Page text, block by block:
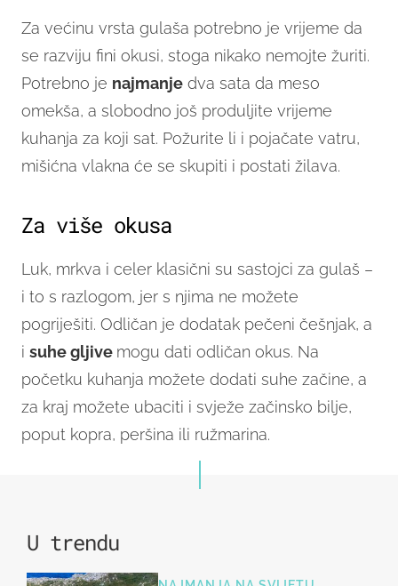
Za većinu vrsta gulaša potrebno je vrijeme da
se razviju fini okusi, stoga nikako nemojte žuriti.
Potrebno je najmanje dva sata da meso
omekša, a slobodno još produljite vrijeme
kuhanja za koji sat. Požurite li i pojačate vatru,
mišićna vlakna će se skupiti i postati žilava.
Za više okusa
Luk, mrkva i celer klasični su sastojci za gulaš –
i to s razlogom, jer s njima ne možete
pogriješiti. Odličan je dodatak pečeni češnjak, a
i suhe gljive mogu dati odličan okus. Na
početku kuhanja možete dodati suhe začine, a
za kraj možete ubaciti i svježe začinsko bilje,
poput kopra, peršina ili ružmarina.
U trendu